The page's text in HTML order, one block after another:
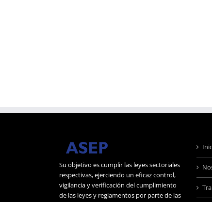
Su objetivo es cumplir las leyes sectoriales
respectivas, ejerciendo un eficaz control,
vigilancia y verificación del cumplimiento
de las leyes y reglamentos por parte de las